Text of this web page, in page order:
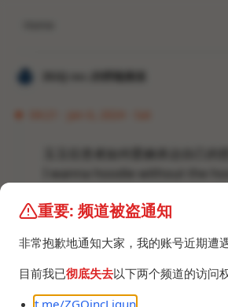
𝐙𝐆𝐐 ɪɴᴄ.的唠嗑频道
I wanna indie games without
重要: 频道被盗通知
非常抱歉地通知大家，我的账号近期遭
目前我已彻底失去以下两个频道的访问
t.me/ZGQincLiqun